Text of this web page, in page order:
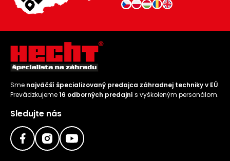
Sme najväčší špecializovaný predajca záhradnej techniky v EÚ.
Prevádzkujeme16 odborných predajní s vyškoleným personálom.
Sledujte nás